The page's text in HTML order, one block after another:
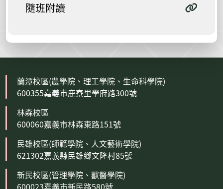
隨班附讀
蘭潭校區(農學院、理工學院、生命科學院)
600355嘉義市鹿寮里學府路300號
林森校區
600060嘉義市林森東路151號
民雄校區(師範學院、人文藝術學院)
621302嘉義縣民雄鄉文隆村85號
新民校區(管理學院、獸醫學院)
600023嘉義市新民路580號